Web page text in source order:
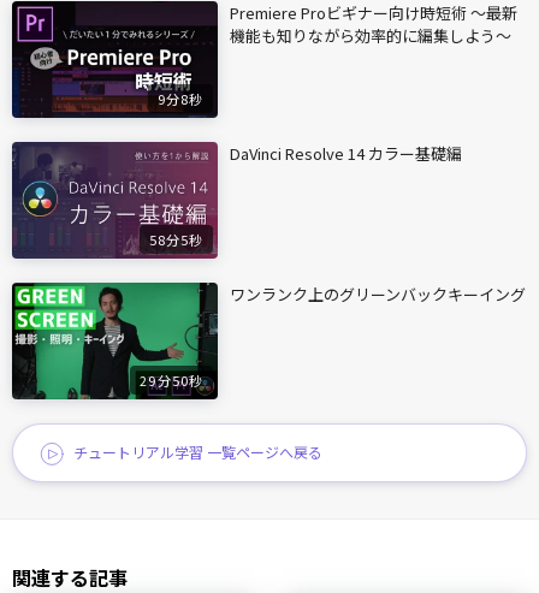
9分8秒
Premiere Proビギナー向け時短術 〜最新
機能も知りながら効率的に編集しよう〜
58分5秒
DaVinci Resolve 14 カラー基礎編
29分50秒
ワンランク上のグリーンバックキーイング
チュートリアル学習 一覧ページへ戻る
関連する記事